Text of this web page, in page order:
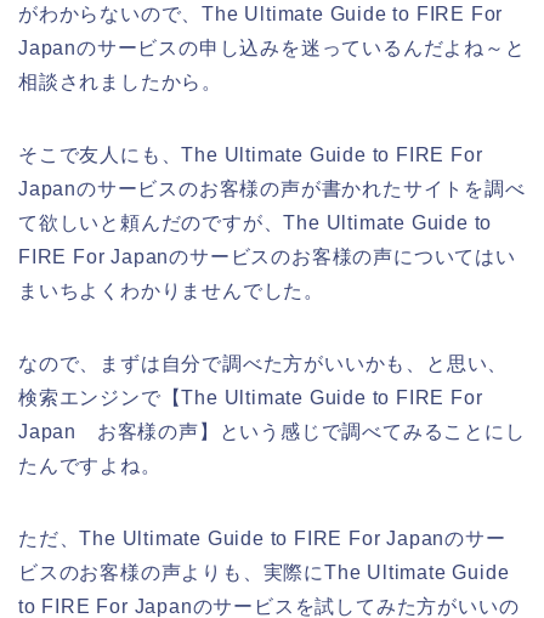
がわからないので、The Ultimate Guide to FIRE For
Japanのサービスの申し込みを迷っているんだよね～と
相談されましたから。
そこで友人にも、The Ultimate Guide to FIRE For
Japanのサービスのお客様の声が書かれたサイトを調べ
て欲しいと頼んだのですが、The Ultimate Guide to
FIRE For Japanのサービスのお客様の声についてはい
まいちよくわかりませんでした。
なので、まずは自分で調べた方がいいかも、と思い、
検索エンジンで【The Ultimate Guide to FIRE For
Japan お客様の声】という感じで調べてみることにし
たんですよね。
ただ、The Ultimate Guide to FIRE For Japanのサー
ビスのお客様の声よりも、実際にThe Ultimate Guide
to FIRE For Japanのサービスを試してみた方がいいの